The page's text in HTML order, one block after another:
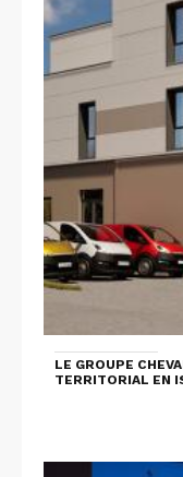
LE GROUPE
TERRITORIAL EN